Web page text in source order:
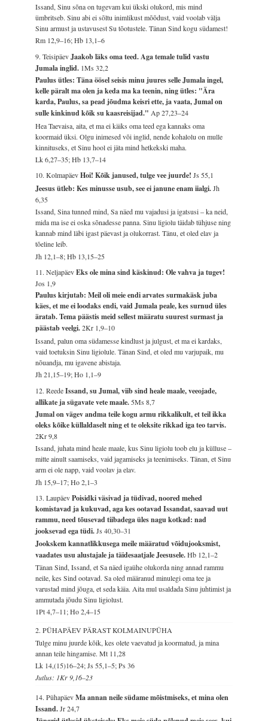
Issand, Sinu sõna on tugevam kui ükski olukord, mis mind
ümbritseb. Sinu abi ei sõltu inimlikust mõõdust, vaid voolab välja
Sinu armust ja ustavusest Su tõotustele. Tänan Sind kogu südamest!
Rm 12,9–16; Hb 13,1–6
9. TeisipäevJaakob läks oma teed. Aga temale tulid vastu
Jumala inglid. 1Ms 32,2
Paulus ütles: Täna öösel seisis minu juures selle Jumala ingel,
kelle päralt ma olen ja keda ma ka teenin, ning ütles: "Ära
karda, Paulus, sa pead jõudma keisri ette, ja vaata, Jumal on
sulle kinkinud kõik su kaasreisijad."Ap 27,23–24
Hea Taevaisa, aita, et ma ei käiks oma teed ega kannaks oma
koormaid üksi. Olgu inimesed või inglid, nende kohalolu on mulle
kinnituseks, et Sinu hool ei jäta mind hetkekski maha.
Lk 6,27–35; Hb 13,7–14
10. KolmapäevHoi! Kõik janused, tulge vee juurde!Js 55,1
Jeesus ütleb: Kes minusse usub, see ei janune enam iialgi.Jh
6,35
Issand, Sina tunned mind, Sa näed mu vajadusi ja igatsusi – ka neid,
mida ma ise ei oska sõnadesse panna. Sinu ligiolu täidab tühjuse ning
kannab mind läbi igast päevast ja olukorrast. Tänu, et oled elav ja
tõeline leib.
Jh 12,1–8; Hb 13,15–25
11. NeljapäevEks ole mina sind käskinud: Ole vahva ja tugev!
Jos 1,9
Paulus kirjutab: Meil oli meie endi arvates surmakäsk juba
käes, et me ei loodaks endi, vaid Jumala peale, kes surnud üles
äratab. Tema päästis meid sellest määratu suurest surmast ja
päästab veelgi.2Kr 1,9–10
Issand, palun oma südamesse kindlust ja julgust, et ma ei kardaks,
vaid toetuksin Sinu ligiolule. Tänan Sind, et oled mu varjupaik, mu
nõuandja, mu igavene abistaja.
Jh 21,15–19; Ho 1,1–9
12. ReedeIssand, su Jumal, viib sind heale maale, veeojade,
allikate ja sügavate vete maale.5Ms 8,7
Jumal on vägev andma teile kogu armu rikkalikult, et teil ikka
oleks kõike küllaldaselt ning et te oleksite rikkad iga teo tarvis.
2Kr 9,8
Issand, juhata mind heale maale, kus Sinu ligiolu toob elu ja külluse –
mitte ainult saamiseks, vaid jagamiseks ja teenimiseks. Tänan, et Sinu
arm ei ole napp, vaid voolav ja elav.
Jh 15,9–17; Ho 2,1–3
13. LaupäevPoisidki väsivad ja tüdivad, noored mehed
komistavad ja kukuvad, aga kes ootavad Issandat, saavad uut
rammu, need tõusevad tiibadega üles nagu kotkad: nad
jooksevad ega tüdi.Js 40,30–31
Jookskem kannatlikkusega meile määratud võidujooksmist,
vaadates usu alustajale ja täidesaatjale Jeesusele.Hb 12,1–2
Tänan Sind, Issand, et Sa näed igaühe olukorda ning annad rammu
neile, kes Sind ootavad. Sa oled määranud minulegi oma tee ja
varustad mind jõuga, et seda käia. Aita mul usaldada Sinu juhtimist ja
ammutada jõudu Sinu ligiolust.
1Pt 4,7–11; Ho 2,4–15
2. PÜHAPÄEV PÄRAST KOLMAINUPÜHA
Tulge minu juurde kõik, kes olete vaevatud ja koormatud, ja mina
annan teile hingamise.Mt 11,28
Lk 14,(15)16–24; Js 55,1–5; Ps 36
Jutlus: 1Kr 9,16–23
14. PühapäevMa annan neile südame mõistmiseks, et mina olen
Issand.Jr 24,7